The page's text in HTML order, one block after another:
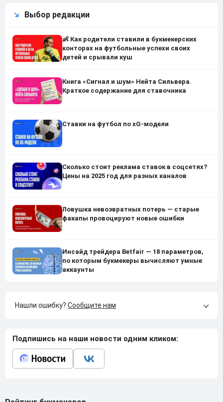
Выбор редакции
👶 Как родители ставили в букмекерских
конторах на футбольные успехи своих
детей и срывали куш
Книга «Сигнал и шум» Нейта Сильвера.
Краткое содержание для ставочника
Ставки на футбол по xG-модели
Сколько стоит реклама ставок в соцсетях?
Цены на 2025 год для разных каналов
Ловушка невозвратных потерь — старые
факапы провоцируют новые ошибки
Инсайд трейдера Betfair — 18 параметров,
по которым букмекеры вычисляют умные
аккаунты
Нашли ошибку? Сообщите нам
Подпишись на наши новости одним кликом: